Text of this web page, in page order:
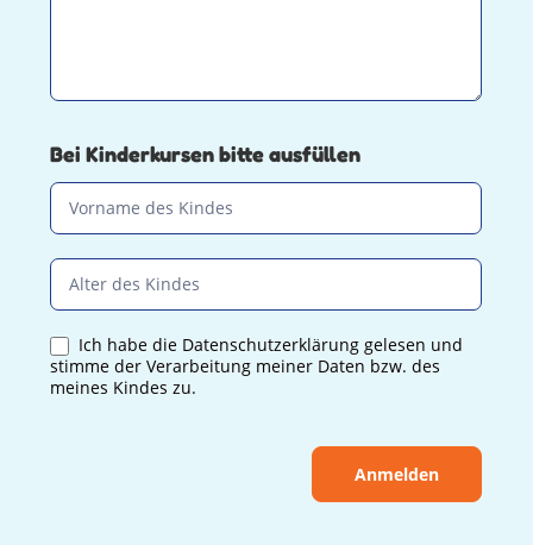
Bei Kinderkursen bitte ausfüllen
Ich habe die Datenschutzerklärung gelesen und
stimme der Verarbeitung meiner Daten bzw. des
meines Kindes zu.
Anmelden